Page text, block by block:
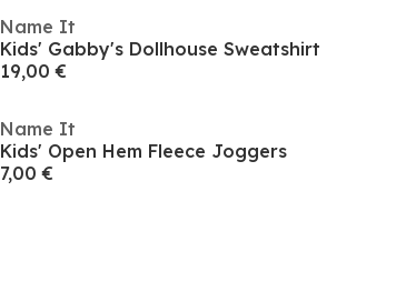
Name It
Kids' Gabby's Dollhouse Sweatshirt
19,00 €
Name It
Kids' Open Hem Fleece Joggers
7,00 €